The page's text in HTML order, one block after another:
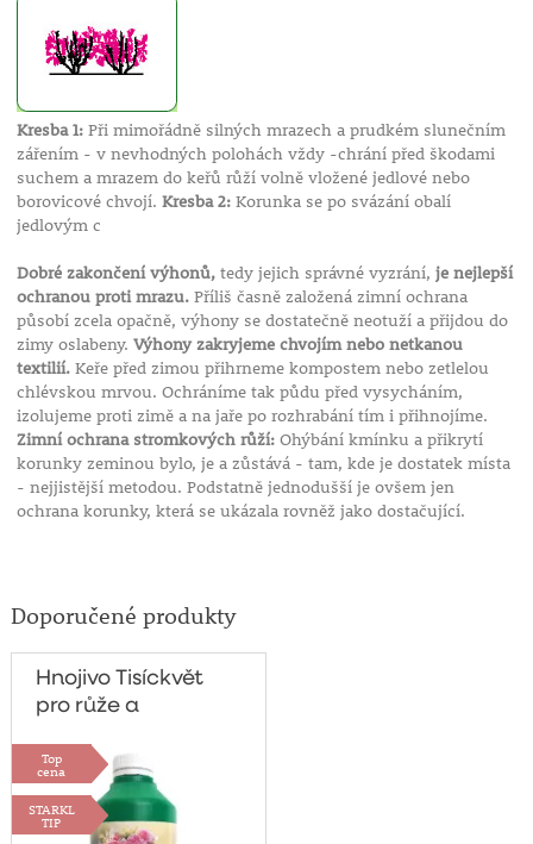
Kresba 1:Při mimořádně silných mrazech a prudkém slunečním
zářením - v nevhodných polohách vždy -chrání před škodami
suchem a mrazem do keřů růží volně vložené jedlové nebo
borovicové chvojí. Kresba 2:Korunka se po svázání obalí
jedlovým c
Dobré zakončení výhonů,tedy jejich správné vyzrání, je nejlepší
ochranou proti mrazu.Příliš časně založená zimní ochrana
působí zcela opačně, výhony se dostatečně neotuží a přijdou do
zimy oslabeny. Výhony zakryjeme chvojím nebo netkanou
textilií.Keře před zimou přihrneme kompostem nebo zetlelou
chlévskou mrvou. Ochráníme tak půdu před vysycháním,
izolujeme proti zimě a na jaře po rozhrabání tím i přihnojíme.
Zimní ochrana stromkových růží:Ohýbání kmínku a přikrytí
korunky zeminou bylo, je a zůstává - tam, kde je dostatek místa
- nejjistější metodou. Podstatně jednodušší je ovšem jen
ochrana korunky, která se ukázala rovněž jako dostačující.
Doporučené produkty
Hnojivo Tisíckvět
pro růže a
500g
Top
cena
STARKL
TIP